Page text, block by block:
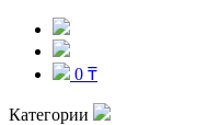
0 ₸
Категории